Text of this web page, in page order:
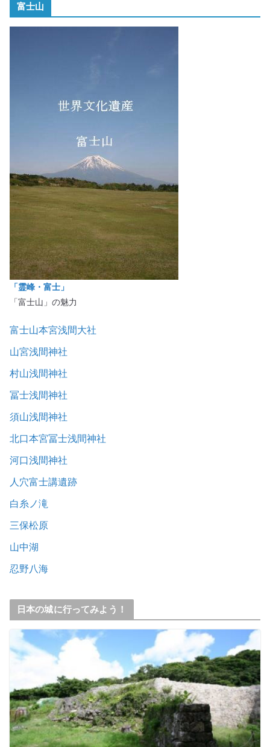
富士山
「霊峰・富士」
「富士山」の魅力
富士山本宮浅間大社
山宮浅間神社
村山浅間神社
冨士浅間神社
須山浅間神社
北口本宮冨士浅間神社
河口浅間神社
人穴富士講遺跡
白糸ノ滝
三保松原
山中湖
忍野八海
日本の城に行ってみよう！